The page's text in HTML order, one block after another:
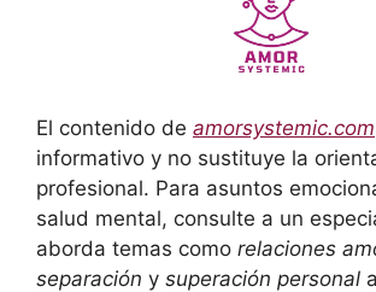
El contenido de amorsystemic.com
informativo y no sustituye la
profesional. Para asuntos
salud mental, consulte a un
aborda temas como relaciones
separación y superación personal